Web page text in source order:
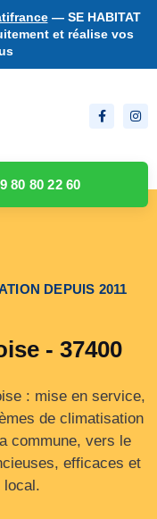
— SE HABITAT
et réalise vos
80 80 22 60
DEPUIS 2011
- 37400
: mise en service,
de climatisation
commune, vers le
efficaces et
local.